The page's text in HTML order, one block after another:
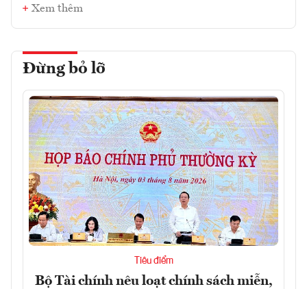
Xem thêm
Đừng bỏ lỡ
Tiêu điểm
Bộ Tài chính nêu loạt chính sách miễn,